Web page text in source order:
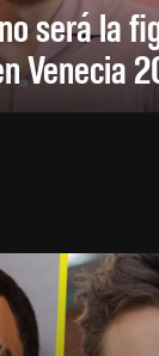
será la
Venecia